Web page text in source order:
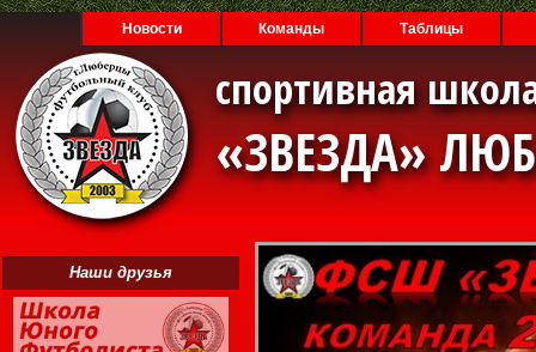
Новости Команды Таблицы
спортивная
«ЗВЕЗДА»
Наши друзья